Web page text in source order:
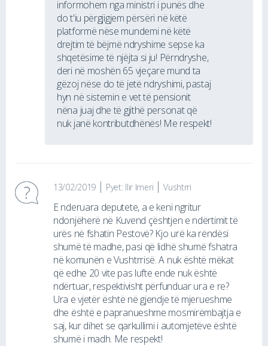
informohem nga ministri i punës dhe
do t'iu përgjigjem përsëri në këtë
platformë nëse mundemi në këtë
drejtim të bëjmë ndryshime sepse ka
shqetësime të njëjta si ju! Përndryshe,
deri në moshën 65 vjeçare mund ta
gëzoj nëse do të jetë ndryshimi, pastaj
hyn në sistemin e vet të pensionit
nëna juaj dhe të gjithë personat që
nuk janë kontributdhënës! Me respekt!
13/02/2019 Pyet: Ilir Imeri Vushtrri
E nderuara deputete, a e keni ngritur
ndonjëherë në Kuvend çështjen e ndërtimit të
urës në fshatin Pestovë? Kjo urë ka rëndësi
shumë të madhe, pasi që lidhë shumë fshatra
në komunën e Vushtrrisë. A nuk është mëkat
që edhe 20 vite pas lufte ende nuk është
ndërtuar, respektivisht përfunduar ura e re?
Ura e vjetër është në gjendje të mjerueshme
dhe është e papranueshme mosmirëmbajtja e
saj, kur dihet se qarkullimi i automjetëve është
shumë i madh. Me respekt!